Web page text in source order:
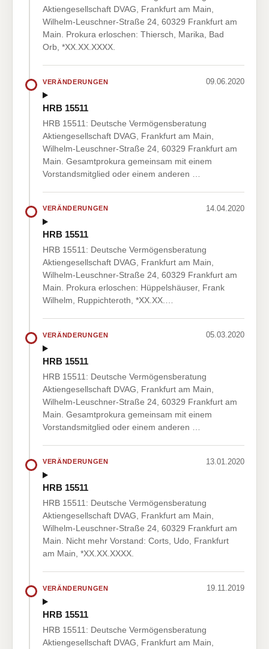
Aktiengesellschaft DVAG, Frankfurt am Main,
Wilhelm-Leuschner-Straße 24, 60329 Frankfurt am
Main. Prokura erloschen: Thiersch, Marika, Bad
Orb, *XX.XX.XXXX.
VERÄNDERUNGEN 09.06.2020
HRB 15511
HRB 15511: Deutsche Vermögensberatung
Aktiengesellschaft DVAG, Frankfurt am Main,
Wilhelm-Leuschner-Straße 24, 60329 Frankfurt am
Main. Gesamtprokura gemeinsam mit einem
Vorstandsmitglied oder einem anderen …
VERÄNDERUNGEN 14.04.2020
HRB 15511
HRB 15511: Deutsche Vermögensberatung
Aktiengesellschaft DVAG, Frankfurt am Main,
Wilhelm-Leuschner-Straße 24, 60329 Frankfurt am
Main. Prokura erloschen: Hüppelshäuser, Frank
Wilhelm, Ruppichteroth, *XX.XX.…
VERÄNDERUNGEN 05.03.2020
HRB 15511
HRB 15511: Deutsche Vermögensberatung
Aktiengesellschaft DVAG, Frankfurt am Main,
Wilhelm-Leuschner-Straße 24, 60329 Frankfurt am
Main. Gesamtprokura gemeinsam mit einem
Vorstandsmitglied oder einem anderen …
VERÄNDERUNGEN 13.01.2020
HRB 15511
HRB 15511: Deutsche Vermögensberatung
Aktiengesellschaft DVAG, Frankfurt am Main,
Wilhelm-Leuschner-Straße 24, 60329 Frankfurt am
Main. Nicht mehr Vorstand: Corts, Udo, Frankfurt
am Main, *XX.XX.XXXX.
VERÄNDERUNGEN 19.11.2019
HRB 15511
HRB 15511: Deutsche Vermögensberatung
Aktiengesellschaft DVAG, Frankfurt am Main,